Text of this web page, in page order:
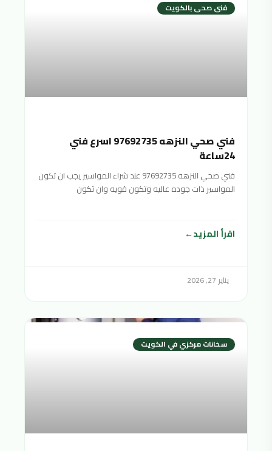
فنى صحى بالكويت
فني صحي النزهه 97692735 اسرع فني
24ساعة
فني صحي النزهه 97692735 عند شراء المواسير يجب ان تكون
المواسير ذات جوده عاليه وتكون قويه وان تكون
اقرأ المزيد
يناير 27, 2026
سخانات مركزي في الكويت